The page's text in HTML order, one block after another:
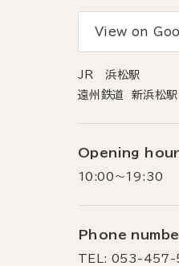
View on
JR 浜松駅
遠州鉄道 新浜松駅
Opening
10:00～19:30
Phone
TEL: 053-